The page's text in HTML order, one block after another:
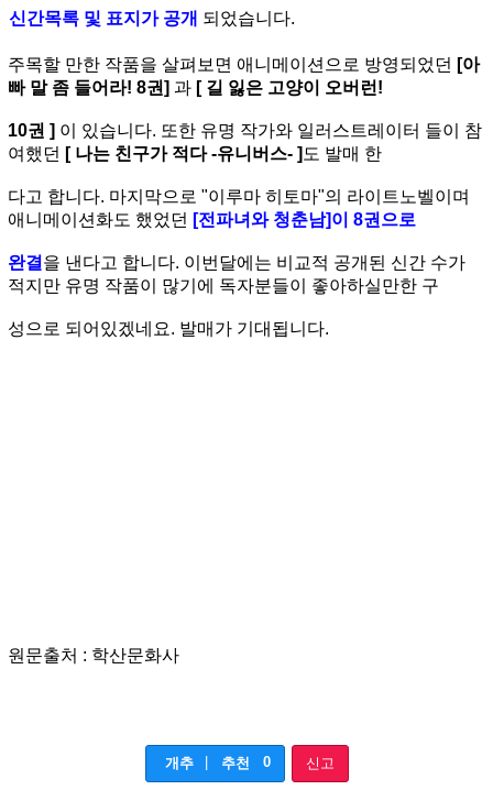
신간목록 및 표지가 공개 되었습니다.
주목할 만한 작품을 살펴보면 애니메이션으로 방영되었던 [아
빠 말 좀 들어라! 8권] 과 [ 길 잃은 고양이 오버런!
10권 ] 이 있습니다. 또한 유명 작가와 일러스트레이터 들이 참
여했던 [ 나는 친구가 적다 -유니버스- ] 도 발매 한
다고 합니다. 마지막으로 "이루마 히토마"의 라이트노벨이며
애니메이션화도 했었던 [전파녀와 청춘남]이 8권으로
완결 을 낸다고 합니다. 이번달에는 비교적 공개된 신간 수가
적지만 유명 작품이 많기에 독자분들이 좋아하실만한 구
성으로 되어있겠네요. 발매가 기대됩니다.
원문출처 : 학산문화사
개추 추천 0 신고